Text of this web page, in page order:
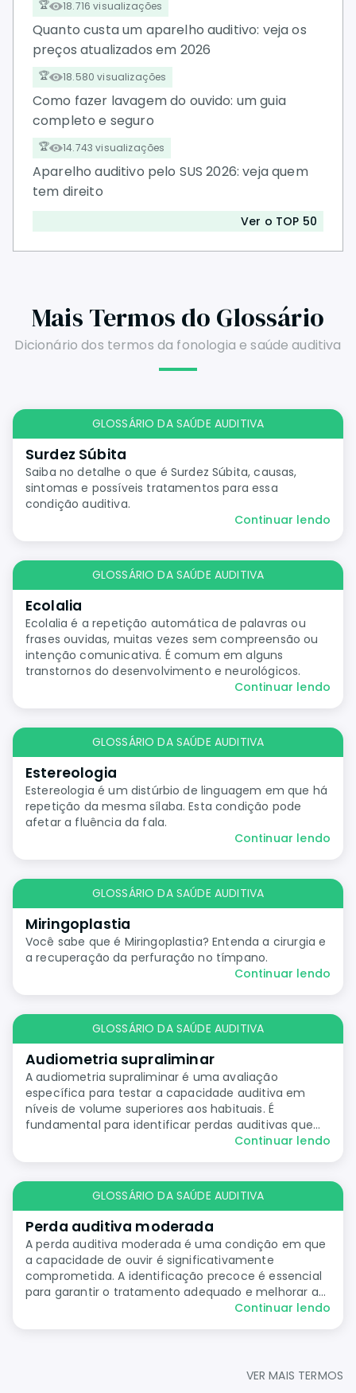
18.716 visualizações
Quanto custa um aparelho auditivo: veja os
preços atualizados em 2026
18.580 visualizações
Como fazer lavagem do ouvido: um guia
completo e seguro
14.743 visualizações
Aparelho auditivo pelo SUS 2026: veja quem
tem direito
Ver o TOP 50
Mais Termos do Glossário
Dicionário dos termos da fonologia e saúde auditiva
GLOSSÁRIO DA SAÚDE AUDITIVA
Surdez Súbita
Saiba no detalhe o que é Surdez Súbita, causas,
sintomas e possíveis tratamentos para essa
condição auditiva.
Continuar lendo
GLOSSÁRIO DA SAÚDE AUDITIVA
Ecolalia
Ecolalia é a repetição automática de palavras ou
frases ouvidas, muitas vezes sem compreensão ou
intenção comunicativa. É comum em alguns
transtornos do desenvolvimento e neurológicos.
Continuar lendo
GLOSSÁRIO DA SAÚDE AUDITIVA
Estereologia
Estereologia é um distúrbio de linguagem em que há
repetição da mesma sílaba. Esta condição pode
afetar a fluência da fala.
Continuar lendo
GLOSSÁRIO DA SAÚDE AUDITIVA
Miringoplastia
Você sabe que é Miringoplastia? Entenda a cirurgia e
a recuperação da perfuração no tímpano.
Continuar lendo
GLOSSÁRIO DA SAÚDE AUDITIVA
Audiometria supraliminar
A audiometria supraliminar é uma avaliação
específica para testar a capacidade auditiva em
níveis de volume superiores aos habituais. É
fundamental para identificar perdas auditivas que
não são detectadas em exames padrão.Continuar lendo
GLOSSÁRIO DA SAÚDE AUDITIVA
Perda auditiva moderada
A perda auditiva moderada é uma condição em que
a capacidade de ouvir é significativamente
comprometida. A identificação precoce é essencial
para garantir o tratamento adequado e melhorar a
Continuar lendo
VER MAIS TERMOS